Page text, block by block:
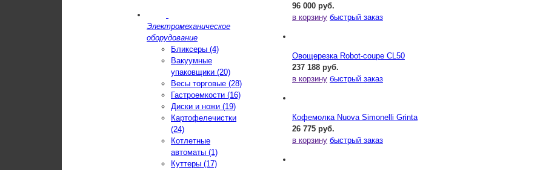
96 000 руб.
в корзину быстрый заказ
Овощерезка Robot-coupe CL50
237 188 руб.
в корзину быстрый заказ
Кофемолка Nuova Simonelli Grinta
26 775 руб.
в корзину быстрый заказ
Электромеханическое
оборудование
Бликсеры (4)
Вакуумные
упаковщики (20)
Весы торговые (28)
Гастроемкости (16)
Диски и ножи (19)
Картофелечистки
(24)
Котлетные
автоматы (1)
Куттеры (17)